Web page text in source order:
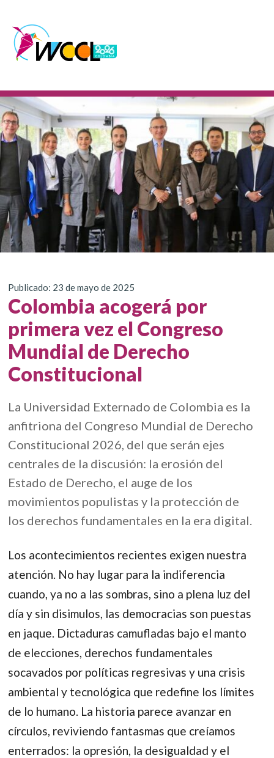
Publicado: 23 de mayo de 2025
Colombia acogerá por
primera vez el Congreso
Mundial de Derecho
Constitucional
La Universidad Externado de Colombia es la
anfitriona del Congreso Mundial de Derecho
Constitucional 2026, del que serán ejes
centrales de la discusión: la erosión del
Estado de Derecho, el auge de los
movimientos populistas y la protección de
los derechos fundamentales en la era digital.
Los acontecimientos recientes exigen nuestra
atención. No hay lugar para la indiferencia
cuando, ya no a las sombras, sino a plena luz del
día y sin disimulos, las democracias son puestas
en jaque. Dictaduras camufladas bajo el manto
de elecciones, derechos fundamentales
socavados por políticas regresivas y una crisis
ambiental y tecnológica que redefine los límites
de lo humano. La historia parece avanzar en
círculos, reviviendo fantasmas que creíamos
enterrados: la opresión, la desigualdad y el